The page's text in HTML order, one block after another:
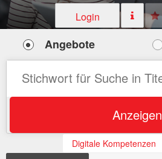
Login
Angebote
Anzeigen
Digitale Kompetenzen